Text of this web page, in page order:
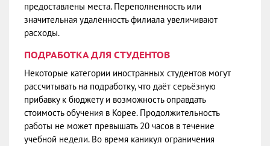
предоставлены места. Переполненность или
значительная удалённость филиала увеличивают
расходы.
ПОДРАБОТКА ДЛЯ СТУДЕНТОВ
Некоторые категории иностранных студентов могут
рассчитывать на подработку, что даёт серьёзную
прибавку к бюджету и возможность оправдать
стоимость обучения в Корее. Продолжительность
работы не может превышать 20 часов в течение
учебной недели. Во время каникул ограничения